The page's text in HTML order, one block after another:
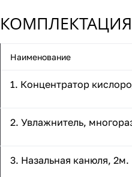
КОМПЛЕКТАЦИЯ
Наименование
1. Концентратор
2. Увлажнитель,
3. Назальная канюля, 2м.